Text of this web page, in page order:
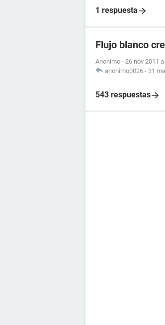
1 respuesta
Flujo blanco
Anonimo - 26 nov 2011
anonimo0026 - 31
543 respuestas